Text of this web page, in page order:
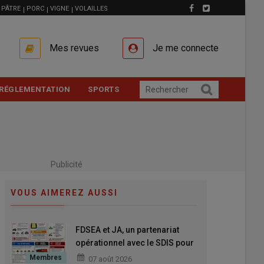
PÂTRE PORC VIGNE VOLAILLES
Mes revues Je me connecte
RÉGLEMENTATION SPORTS
Publicité
VOUS AIMEREZ AUSSI
FDSEA et JA, un partenariat
opérationnel avec le SDIS pour
mieux anticiper et mieux réagir
07 août 2026